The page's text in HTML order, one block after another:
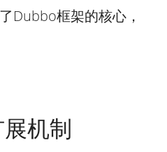
Dubbo框架的核心，
机制